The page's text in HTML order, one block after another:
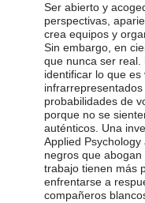
Ser abierto y
perspectivas,
crea equipos y
Sin embargo, en
que nunca ser real.
identificar lo que
probabilidades de
porque no se
auténticos. Una
Applied
negros que
trabajo tienen más
enfrentarse a
compañeros